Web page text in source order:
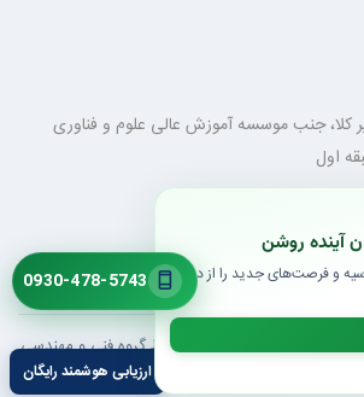
کلا، جنب موسسه آموزش عالی علوم و فناوری
اول
0930-
0930-478-5743
ارزیابی هوشمند رایگان
آینده روشن
و فرصت‌های جدید را از دست